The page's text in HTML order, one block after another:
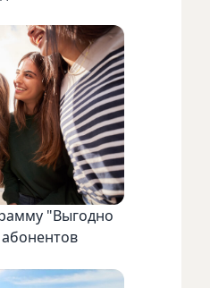
"Выгодно